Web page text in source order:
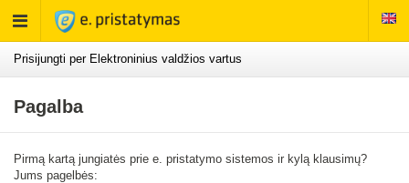
Rodyti
meniu
Prisijungti per Elektroninius valdžios vartus
Pagalba
Pirmą kartą jungiatės prie e. pristatymo sistemos ir kylą klausimų?
Jums pagelbės: